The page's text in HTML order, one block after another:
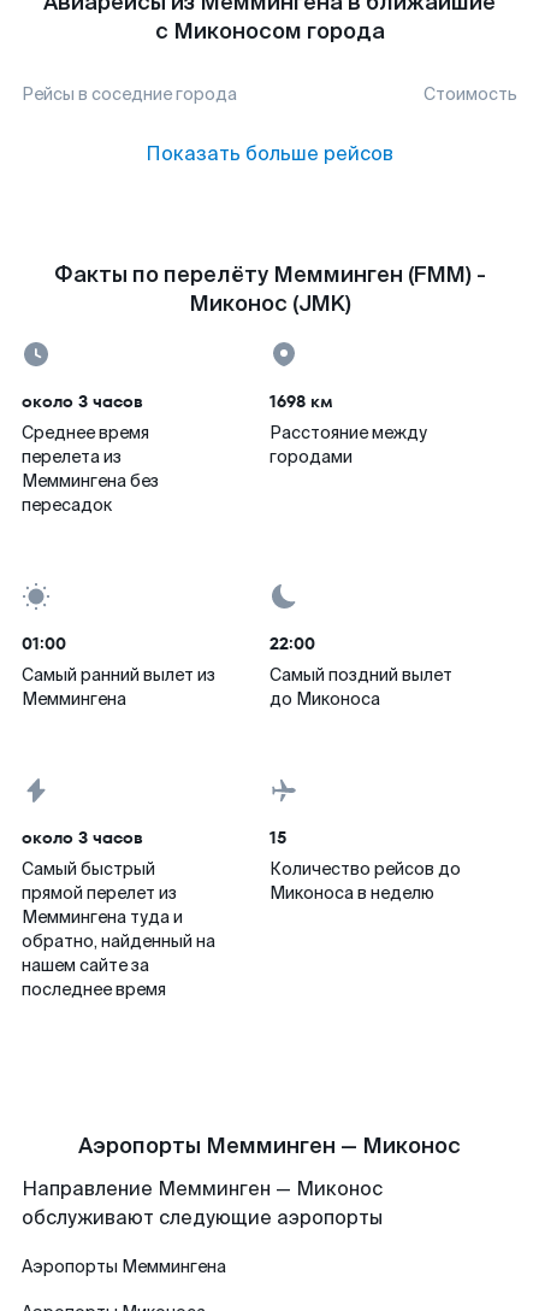
с Миконосом города
Рейсы в соседние города Стоимость
Показать больше рейсов
Факты по перелёту Мемминген (FMM) -
Миконос (JMK)
около 3 часов
Среднее время
перелета из
Меммингена без
пересадок
1698 км
Расстояние между
городами
01:00
Самый ранний вылет из
Меммингена
22:00
Самый поздний вылет
до Миконоса
около 3 часов
Самый быстрый
прямой перелет из
Меммингена туда и
обратно, найденный на
нашем сайте за
последнее время
15
Количество рейсов до
Миконоса в неделю
Аэропорты Мемминген — Миконос
Направление Мемминген — Миконос
обслуживают следующие аэропорты
Аэропорты Меммингена